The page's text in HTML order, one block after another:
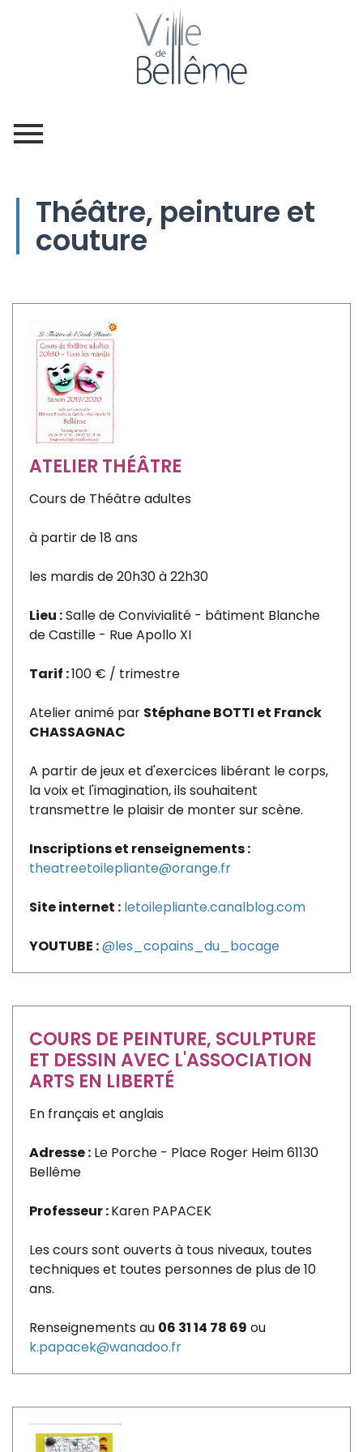
Théâtre, peinture et
couture
ATELIER THÉÂTRE
Cours de Théâtre adultes
à partir de 18 ans
les mardis de 20h30 à 22h30
Lieu :Salle de Convivialité - bâtiment Blanche
de Castille - Rue Apollo XI
Tarif :100 € / trimestre
Atelier animé par Stéphane BOTTI et Franck
CHASSAGNAC
A partir de jeux et d'exercices libérant le corps,
la voix et l'imagination, ils souhaitent
transmettre le plaisir de monter sur scène.
Inscriptions et renseignements :
theatreetoilepliante@orange.fr
Site internet : letoilepliante.canalblog.com
YOUTUBE :@les_copains_du_bocage
COURS DE PEINTURE, SCULPTURE
ET DESSIN AVEC L'ASSOCIATION
ARTS EN LIBERTÉ
En français et anglais
Adresse : Le Porche - Place Roger Heim 61130
Bellême
Professeur :Karen PAPACEK
Les cours sont ouverts à tous niveaux, toutes
techniques et toutes personnes de plus de 10
ans.
Renseignements au 06 31 14 78 69 ou
k.papacek@wanadoo.fr